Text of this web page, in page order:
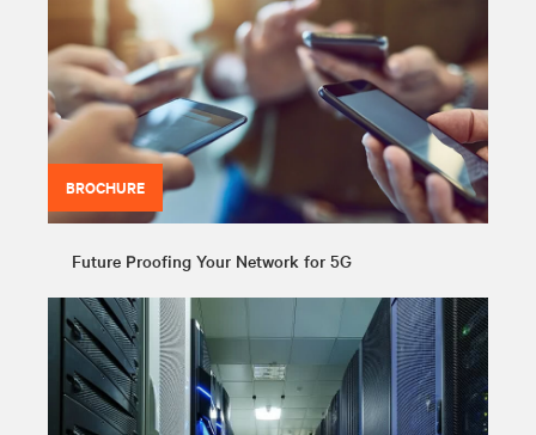
BROCHURE
Future Proofing Your Network for 5G